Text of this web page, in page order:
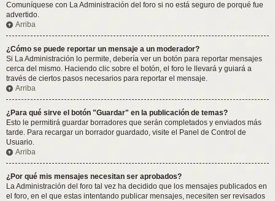
Comuníquese con La Administración del foro si no está seguro de porqué fue
advertido.
Arriba
¿Cómo se puede reportar un mensaje a un moderador?
Si La Administración lo permite, debería ver un botón para reportar mensajes
cerca del mismo. Haciendo clic sobre el botón, el foro le llevará y guiará a
través de ciertos pasos necesarios para reportar el mensaje.
Arriba
¿Para qué sirve el botón "Guardar" en la publicación de temas?
Esto le permitirá guardar borradores que serán completados y enviados más
tarde. Para recargar un borrador guardado, visite el Panel de Control de
Usuario.
Arriba
¿Por qué mis mensajes necesitan ser aprobados?
La Administración del foro tal vez ha decidido que los mensajes publicados en
el foro, en el que estas intentando publicar mensajes, necesiten ser revisados